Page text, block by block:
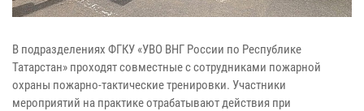
В подразделениях ФГКУ «УВО ВНГ России по Республике
Татарстан» проходят совместные с сотрудниками пожарной
охраны пожарно-тактические тренировки. Участники
мероприятий на практике отрабатывают действия при